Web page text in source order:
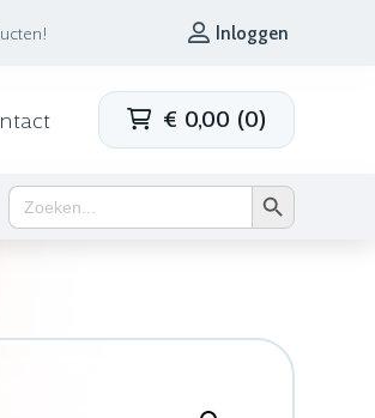
Inloggen
€ 0,00 (0)
Zoek
naar:
Zoekknop